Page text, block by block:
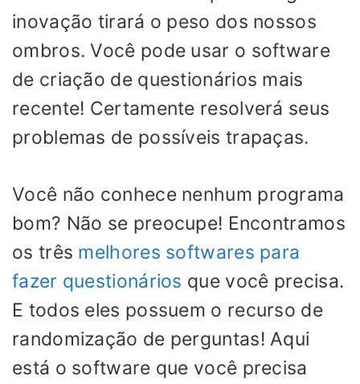
inovação tirará o peso dos nossos
ombros. Você pode usar o software
de criação de questionários mais
recente! Certamente resolverá seus
problemas de possíveis trapaças.
Você não conhece nenhum programa
bom? Não se preocupe! Encontramos
os três melhores softwares para
fazer questionários que você precisa.
E todos eles possuem o recurso de
randomização de perguntas! Aqui
está o software que você precisa